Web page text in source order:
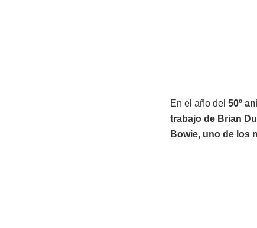
En el año del 50º
trabajo de Brian
Bowie, uno de los